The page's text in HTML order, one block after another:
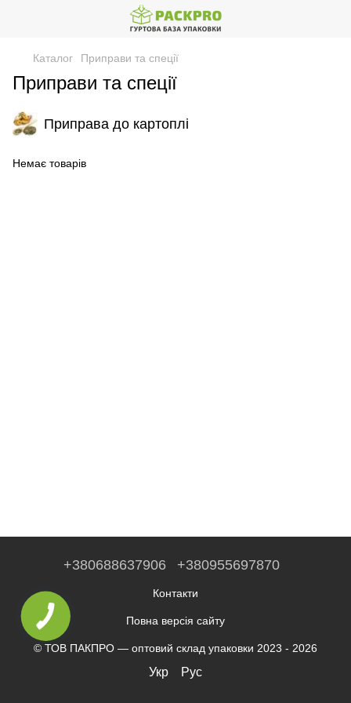
Каталог Приправи та спеції
Приправи та спеції
Приправа до картоплі
Немає товарів
+380688637906 +380955697870
Контакти
Повна версія сайту
© ТОВ ПАКПРО — оптовий склад упаковки 2023 - 2026
Укр Рус